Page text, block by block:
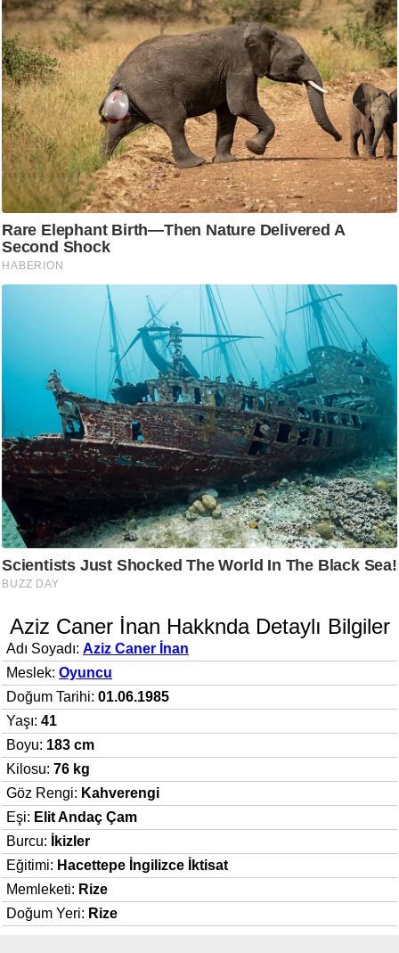
Aziz Caner İnan Hakknda Detaylı Bilgiler
Adı Soyadı: Aziz Caner İnan
Meslek: Oyuncu
Doğum Tarihi: 01.06.1985
Yaşı: 41
Boyu: 183 cm
Kilosu: 76 kg
Göz Rengi: Kahverengi
Eşi: Elit Andaç Çam
Burcu:
İkizler
Eğitimi: Hacettepe İngilizce İktisat
Memleketi: Rize
Doğum Yeri: Rize